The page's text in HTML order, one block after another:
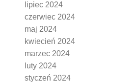
lipiec 2024
czerwiec 2024
maj 2024
kwiecień 2024
marzec 2024
luty 2024
styczeń 2024